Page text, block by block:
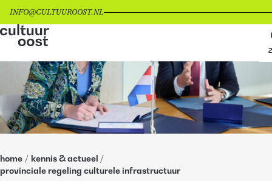
INFO@CULTUUROOST.NL
home / kennis & actueel /
provinciale regeling culturele infrastructuur